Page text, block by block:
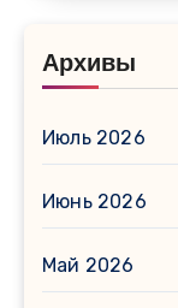
Архивы
Июль 2026
Июнь 2026
Май 2026